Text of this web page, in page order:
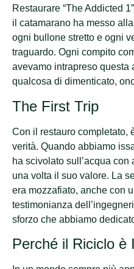
Restaurare “The Addicted
il catamarano ha messo
ogni bullone stretto e ogni
traguardo. Ogni compito
avevamo intrapreso questa
qualcosa di dimenticato,
The First Trip
Con il restauro completato,
verità. Quando abbiamo
ha scivolato sull’acqua
una volta il suo valore. La
era mozzafiato, anche con
testimonianza
sforzo che abbiamo
Perché il Riciclo è